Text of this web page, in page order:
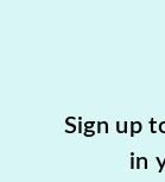
Sign up
in